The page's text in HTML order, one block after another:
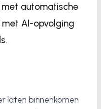
automatische
AI-opvolging
laten binnenkomen